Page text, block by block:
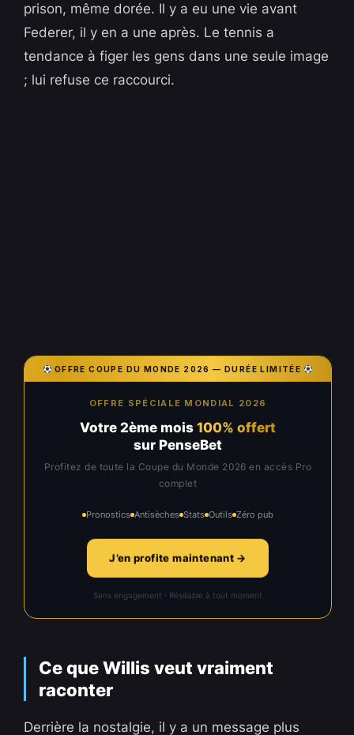
prison, même dorée. Il y a eu une vie avant
Federer, il y en a une après. Le tennis a
tendance à figer les gens dans une seule image
; lui refuse ce raccourci.
OFFRE COUPE DU MONDE 2026 — DURÉE LIMITÉE
OFFRE SPÉCIALE MONDIAL 2026
Votre 2ème mois 100% offert
sur PenseBet
Profitez de toute la Coupe du Monde 2026 en accès Pro
complet
Pronostics Antisèches Stats Outils Zéro pub
J’en profite maintenant →
Sans engagement · Résiliable à tout moment
Ce que Willis veut vraiment
raconter
Derrière la nostalgie, il y a un message plus